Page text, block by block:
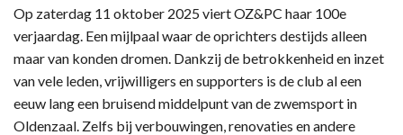
Op zaterdag 11 oktober 2025 viert OZ&PC haar 100e
verjaardag. Een mijlpaal waar de oprichters destijds alleen
maar van konden dromen. Dankzij de betrokkenheid en inzet
van vele leden, vrijwilligers en supporters is de club al een
eeuw lang een bruisend middelpunt van de zwemsport in
Oldenzaal. Zelfs bij verbouwingen, renovaties en andere